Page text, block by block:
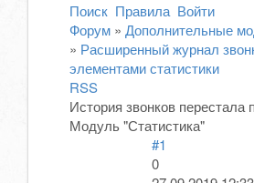
Поиск Правила Войти
Форум » Дополнительные
» Расширенный журнал
элементами статистики
RSS
История звонков перестала
Модуль "Статистика"
#1
0